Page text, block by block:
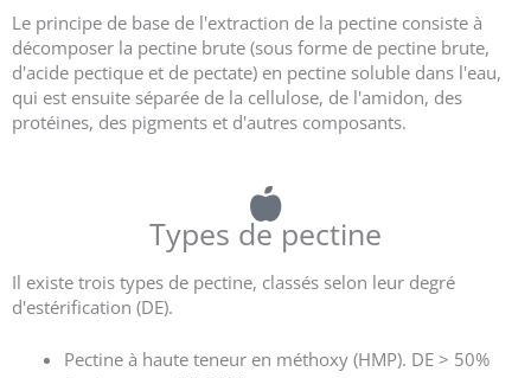
Le principe de base de l'extraction de la pectine consiste à
décomposer la pectine brute (sous forme de pectine brute,
d'acide pectique et de pectate) en pectine soluble dans l'eau,
qui est ensuite séparée de la cellulose, de l'amidon, des
protéines, des pigments et d'autres composants.
Types de pectine
Il existe trois types de pectine, classés selon leur degré
d'estérification (DE).
Pectine à haute teneur en méthoxy (HMP). DE > 50%